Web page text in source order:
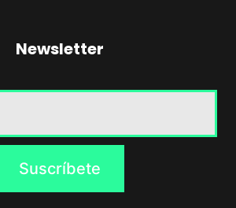
Newsletter